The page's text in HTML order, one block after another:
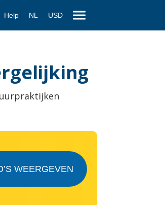
Help NL USD
WEERGEVEN